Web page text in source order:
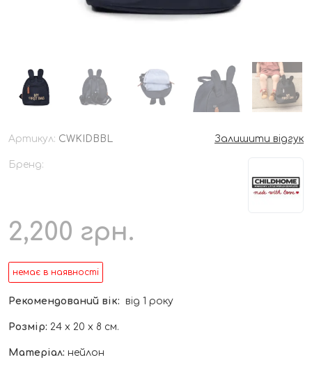
Артикул: CWKIDBBL Залишити відгук
Бренд:
2,200 грн.
немає в наявності
Рекомендований вік: від 1 року
Розмір: 24 х 20 х 8 см.
Матеріал: нейлон